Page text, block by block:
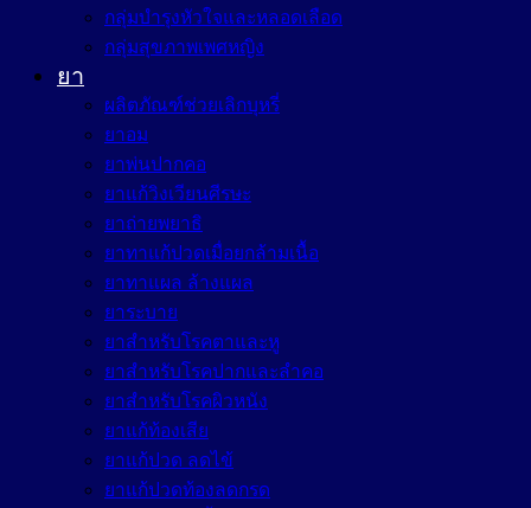
กลุ่มบำรุงหัวใจและหลอดเลือด
กลุ่มสุขภาพเพศหญิง
ยา
ผลิตภัณฑ์ช่วยเลิกบุหรี่
ยาอม
ยาพ่นปากคอ
ยาแก้วิงเวียนศีรษะ
ยาถ่ายพยาธิ
ยาทาแก้ปวดเมื่อยกล้ามเนื้อ
ยาทาแผล ล้างแผล
ยาระบาย
ยาสำหรับโรคตาและหู
ยาสำหรับโรคปากและลำคอ
ยาสำหรับโรคผิวหนัง
ยาแก้ท้องเสีย
ยาแก้ปวด ลดไข้
ยาแก้ปวดท้องลดกรด